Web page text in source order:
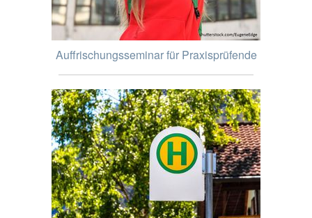
Auffrischungsseminar für Praxisprüfende